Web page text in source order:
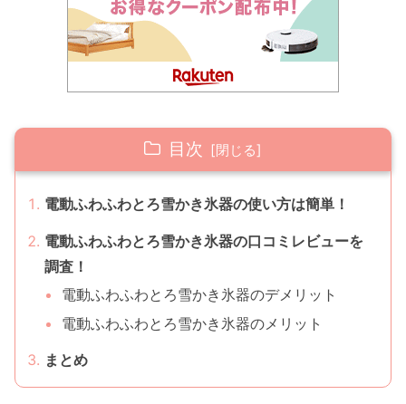
目次
電動ふわふわとろ雪かき氷器の使い方は簡単！
電動ふわふわとろ雪かき氷器の口コミレビューを
調査！
電動ふわふわとろ雪かき氷器のデメリット
電動ふわふわとろ雪かき氷器のメリット
まとめ